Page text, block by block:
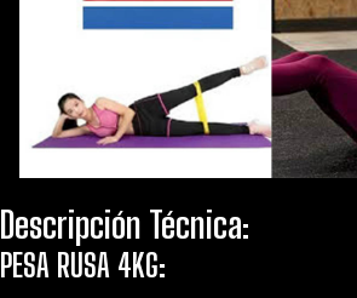
Descripción Técnica:
PESA RUSA 4KG: